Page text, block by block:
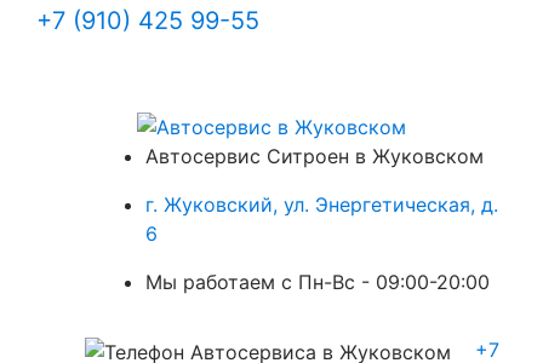
+7 (910) 425 99-55
Автосервис Ситроен в Жуковском
г. Жуковский, ул. Энергетическая, д.
6
Мы работаем с Пн-Вc - 09:00-20:00
+7